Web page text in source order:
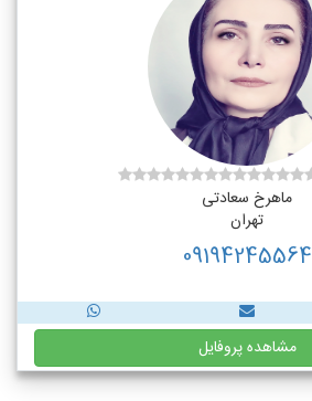
ماهرخ سعادتی
تهران
09194245564
مشاهده پروفایل